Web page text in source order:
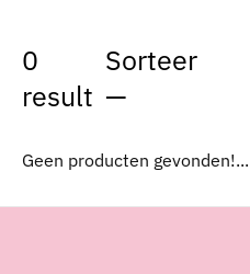
0
result
Sorteer
—
Geen producten gevonden!...